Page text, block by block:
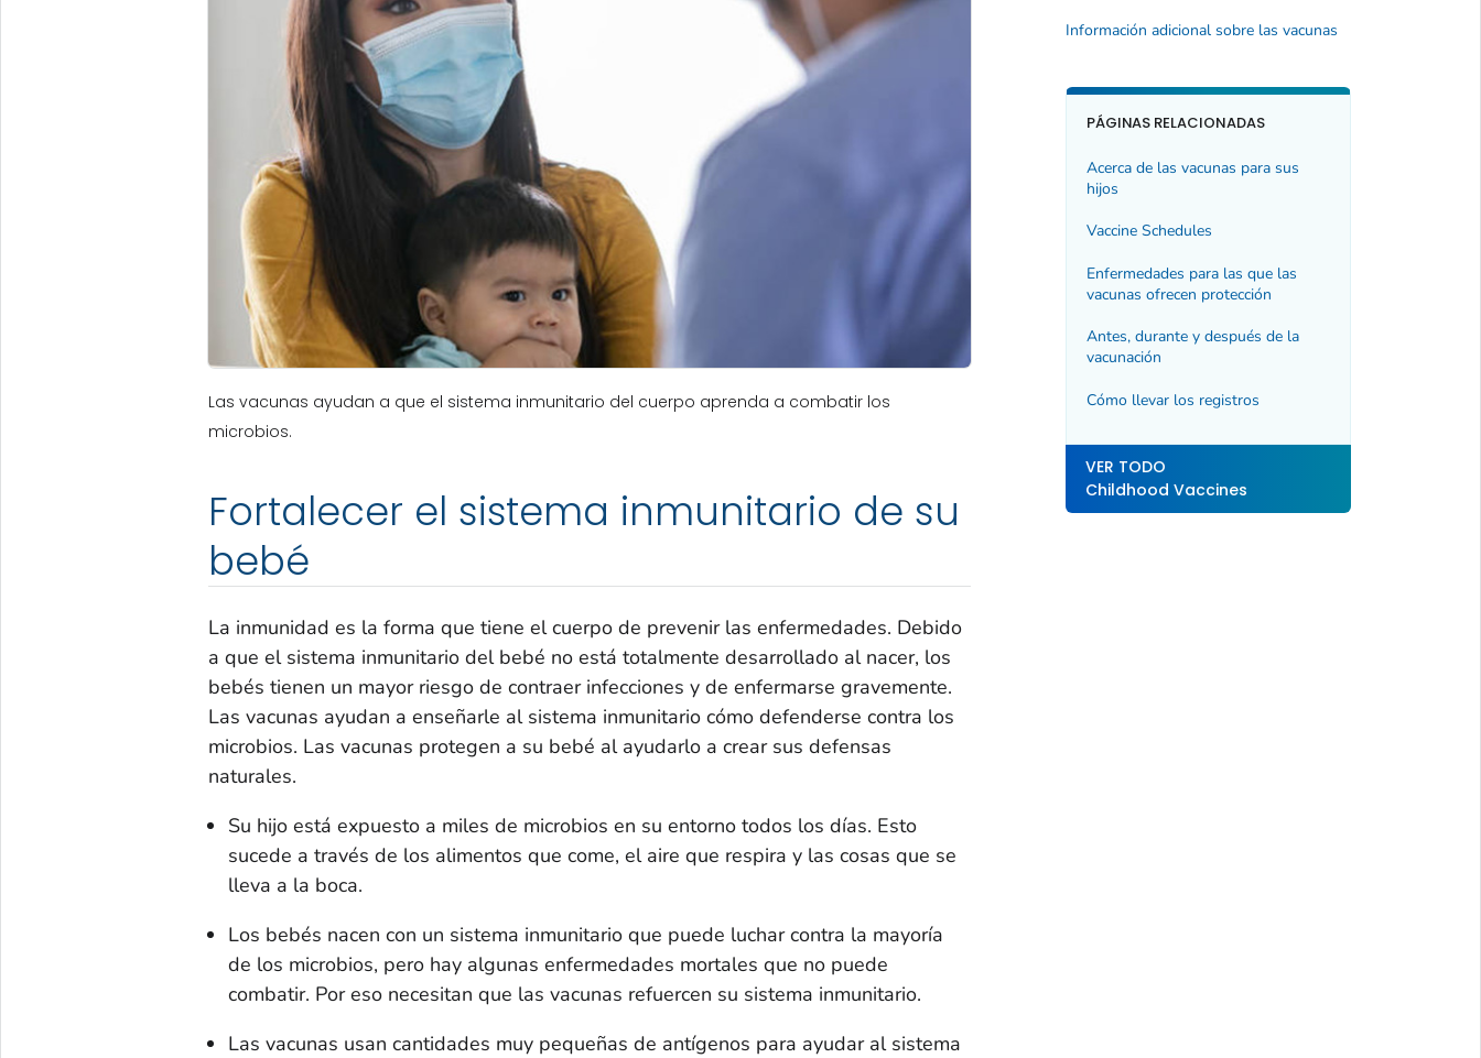
Las vacunas ayudan a que el sistema inmunitario del cuerpo aprenda a combatir los
microbios.
Fortalecer el sistema inmunitario de su
bebé
La inmunidad es la forma que tiene el cuerpo de prevenir las enfermedades. Debido
a que el sistema inmunitario del bebé no está totalmente desarrollado al nacer, los
bebés tienen un mayor riesgo de contraer infecciones y de enfermarse gravemente.
Las vacunas ayudan a enseñarle al sistema inmunitario cómo defenderse contra los
microbios. Las vacunas protegen a su bebé al ayudarlo a crear sus defensas
naturales.
Su hijo está expuesto a miles de microbios en su entorno todos los días. Esto
sucede a través de los alimentos que come, el aire que respira y las cosas que se
lleva a la boca.
Los bebés nacen con un sistema inmunitario que puede luchar contra la mayoría
de los microbios, pero hay algunas enfermedades mortales que no puede
combatir. Por eso necesitan que las vacunas refuercen su sistema inmunitario.
Las vacunas usan cantidades muy pequeñas de antígenos para ayudar al sistema
Información adicional sobre las vacunas
PÁGINAS RELACIONADAS
Acerca de las vacunas para sus
hijos
Vaccine Schedules
Enfermedades para las que las
vacunas ofrecen protección
Antes, durante y después de la
vacunación
Cómo llevar los registros
VER TODO
Childhood Vaccines